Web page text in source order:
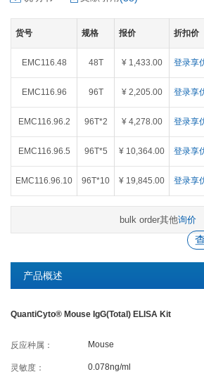
ELISA试剂盒
QuikCyto®ELISA(快检)
凋亡试剂盒
其它试剂
研究领域
癌症生物学 表观遗传学 代谢生物
细胞生物学 心血管生物学 信号转
定制代测
ELISA定制 ELISA代
Luminex®多因子检测服务
文献引用
活动促销
货号 规格 报价 折扣价
EMC116.48 48T ¥ 1,433.00 登录享
EMC116.96 96T ¥ 2,205.00 登录享
EMC116.96.2 96T*2 ¥ 4,278.00 登录享
EMC116.96.5 96T*5 ¥ 10,364.00 登录享
EMC116.96.10 96T*10 ¥ 19,845.00 登录享
bulk order其他询价
产品概述
QuantiCyto® Mouse IgG(Total) ELISA Kit
反应种属： Mouse
灵敏度： 0.078ng/ml